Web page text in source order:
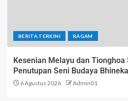
BERITA TERKINI RAGAM
Kesenian Melayu dan
Penutupan Seni Budaya
6 Agustus 2026 Admin01